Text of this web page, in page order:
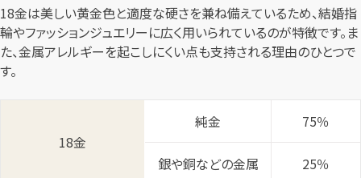
18金は美しい黄金色と適度な硬さを兼ね備えているため、結婚指
輪やファッションジュエリーに広く用いられているのが特徴です。ま
た、金属アレルギーを起こしにくい点も支持される理由のひとつで
す。
18金
純金 75％
銀や銅などの金属 25％